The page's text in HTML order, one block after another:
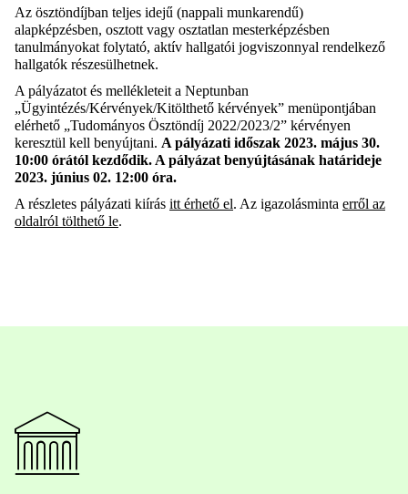
Az ösztöndíjban teljes idejű (nappali munkarendű)
alapképzésben, osztott vagy osztatlan mesterképzésben
tanulmányokat folytató, aktív hallgatói jogviszonnyal rendelkező
hallgatók részesülhetnek.
A pályázatot és mellékleteit a Neptunban
„Ügyintézés/Kérvények/Kitölthető kérvények” menüpontjában
elérhető „Tudományos Ösztöndíj 2022/2023/2” kérvényen
keresztül kell benyújtani. A pályázati időszak 2023. május 30.
10:00 órától kezdődik. A pályázat benyújtásának határideje
2023. június 02. 12:00 óra.
A részletes pályázati kiírás itt érhető el. Az igazolásminta erről az
oldalról tölthető le.